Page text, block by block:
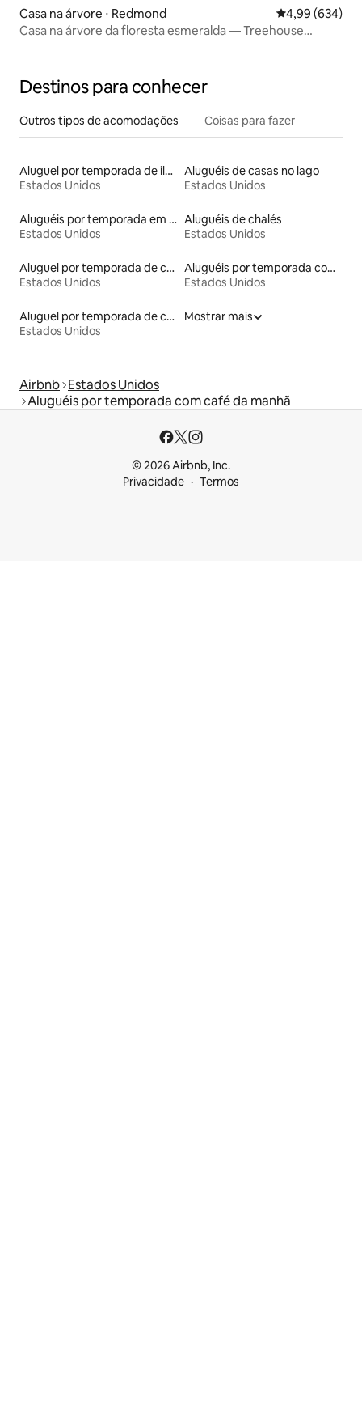
Casa na árvore ⋅ Redmond 4,99 de uma
4,99 (634)
Casa na árvore da floresta esmeralda — Treehouse
Destinos para conhecer
Outros tipos de acomodações Coisas para fazer
Aluguel por temporada de ilhas
Estados Unidos
Aluguéis de casas no lago
Estados Unidos
Aluguéis por temporada em albergue
Estados Unidos
Aluguéis de chalés
Estados Unidos
Aluguel por temporada de castelos
Estados Unidos
Aluguéis por temporada com cama de altura acessível
Estados Unidos
Aluguel por temporada de casas na árvore
Estados Unidos
Mostrar mais
Airbnb Estados Unidos
Aluguéis por temporada com café da manhã
© 2026 Airbnb, Inc.
Privacidade
Termos